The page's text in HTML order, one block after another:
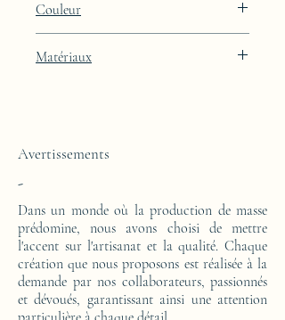
Profondeur : 24cm
Couleur
intégration de feuille d'or 24k
Matériaux
Avertissements
-
Dans un monde où la production de masse
prédomine, nous avons choisi de mettre
l'accent sur l'artisanat et la qualité. Chaque
création que nous proposons est réalisée à la
demande par nos collaborateurs, passionnés
et dévoués, garantissant ainsi une attention